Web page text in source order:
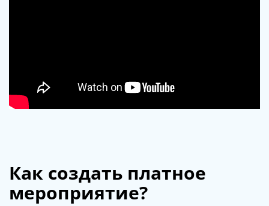
Как создать платное
мероприятие?